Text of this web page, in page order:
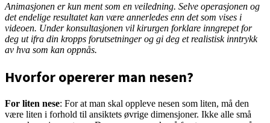
Animasjonen er kun ment som en veiledning. Selve operasjonen og
det endelige resultatet kan være annerledes enn det som vises i
videoen. Under konsultasjonen vil kirurgen forklare inngrepet for
deg ut ifra din kropps forutsetninger og gi deg et realistisk inntrykk
av hva som kan oppnås.
Hvorfor opererer man nesen?
For liten nese: For at man skal oppleve nesen som liten, må den
være liten i forhold til ansiktets øvrige dimensjoner. Ikke alle små